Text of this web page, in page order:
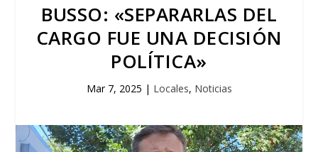
BUSSO: «SEPARARLAS DEL
CARGO FUE UNA DECISIÓN
POLÍTICA»
Mar 7, 2025 | Locales, Noticias